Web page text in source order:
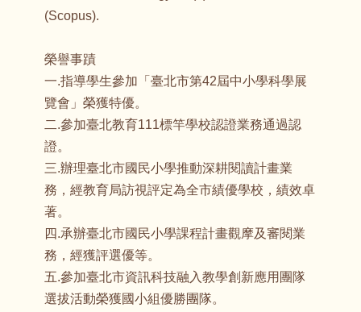
(Scopus).
榮譽事蹟
一.指導學生參加「臺北市第42屆中小學科學展
覽會」榮獲特優。
二.參加臺北教育111標竿學校認證業務通過認
證。
三.辦理臺北市國民小學推動深耕閱讀計畫業
務，經教育局訪視評定為全市績優學校，績效卓
著。
四.承辦臺北市國民小學課程計畫觀摩及審閱業
務，經獲評選優等。
五.參加臺北市資訊科技融入教學創新應用團隊
選拔活動榮獲國小組優勝團隊。